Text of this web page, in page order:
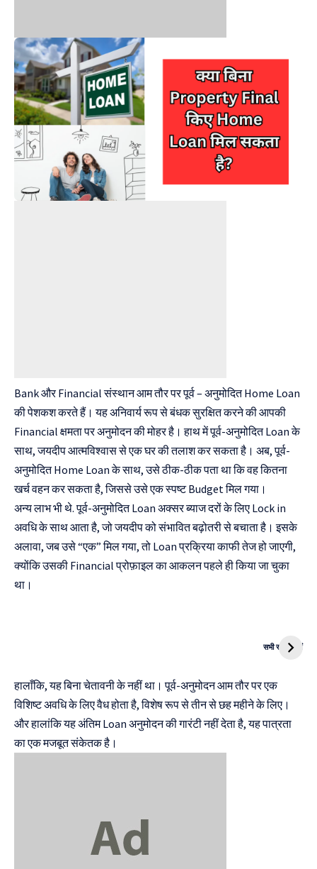
Bank और Financial संस्थान आम तौर पर पूर्व – अनुमोदित Home Loan
की पेशकश करते हैं। यह अनिवार्य रूप से बंधक सुरक्षित करने की आपकी
Financial क्षमता पर अनुमोदन की मोहर है। हाथ में पूर्व-अनुमोदित Loan के
साथ, जयदीप आत्मविश्वास से एक घर की तलाश कर सकता है। अब, पूर्व-
अनुमोदित Home Loan के साथ, उसे ठीक-ठीक पता था कि वह कितना
खर्च वहन कर सकता है, जिससे उसे एक स्पष्ट Budget मिल गया।
अन्य लाभ भी थे. पूर्व-अनुमोदित Loan अक्सर ब्याज दरों के लिए Lock in
अवधि के साथ आता है, जो जयदीप को संभावित बढ़ोतरी से बचाता है। इसके
अलावा, जब उसे “एक” मिल गया, तो Loan प्रक्रिया काफी तेज हो जाएगी,
क्योंकि उसकी Financial प्रोफ़ाइल का आकलन पहले ही किया जा चुका
था।
सभी स्टोरी देखें
Kanya Vivah
हालाँकि, यह बिना चेतावनी के नहीं था। पूर्व-अनुमोदन आम तौर पर एक
विशिष्ट अवधि के लिए वैध होता है, विशेष रूप से तीन से छह महीने के लिए।
और हालांकि यह अंतिम Loan अनुमोदन की गारंटी नहीं देता है, यह पात्रता
का एक मजबूत संकेतक है।